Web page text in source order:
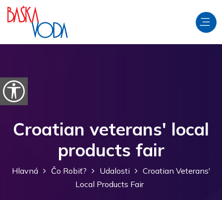
Preskočiť na obsah
Otvorte možnosti dostupnosti
Croatian veterans' local
products fair
Hlavná Čo Robiť? Udalosti
Croatian Veterans'
Local Products Fair